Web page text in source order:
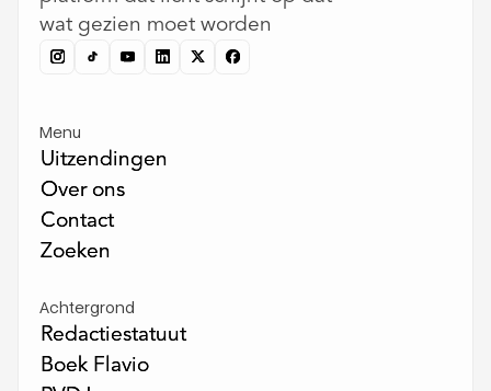
wat gezien moet worden
Menu
Uitzendingen
Uitzendingen
Over ons
Over ons
Contact
Contact
Zoeken
Zoeken
Achtergrond
Redactiestatuut
Redactiestatuut
Boek Flavio
Boek Flavio